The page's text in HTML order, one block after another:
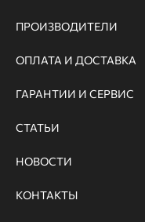
ПРОИЗВОДИТЕЛИ
ОПЛАТА И ДОСТАВКА
ГАРАНТИИ И СЕРВИС
СТАТЬИ
НОВОСТИ
КОНТАКТЫ